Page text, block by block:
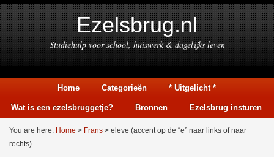
Ezelsbrug.nl
Studiehulp voor school, huiswerk & dagelijks leven
Home Categorieën * Uitgelicht *
Wat is een ezelsbruggetje? Bronnen Ezelsbrug insturen
You are here: Home > Frans > eleve (accent op de “e” naar links of naar
rechts)